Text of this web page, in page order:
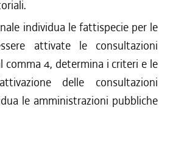
individua le fattispecie per le
attivate le consultazioni
comma 4, determina i criteri e le
delle consultazioni
le amministrazioni pubbliche